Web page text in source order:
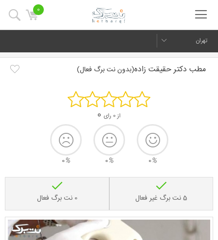
0
تهران
مطب دکتر حقیقت زاده(بدون نت برگ فعال)
از 0 رای 0
0%
0%
0%
5 نت برگ غیر فعال 0 نت برگ فعال